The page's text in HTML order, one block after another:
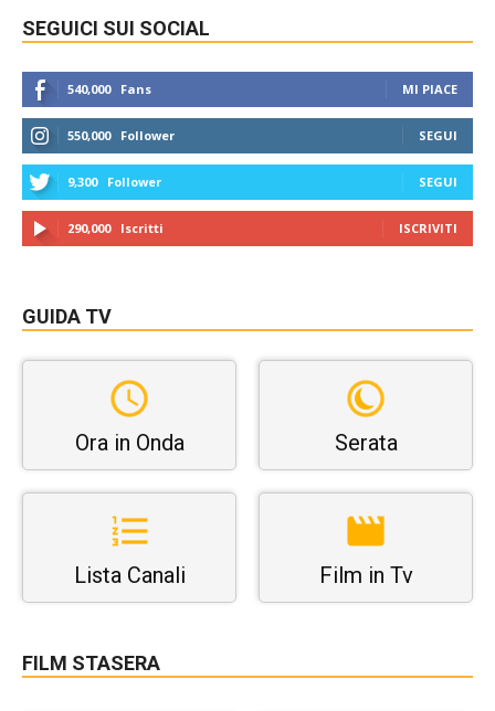
SEGUICI SUI SOCIAL
540,000 Fans MI PIACE
550,000 Follower SEGUI
9,300 Follower SEGUI
290,000 Iscritti ISCRIVITI
GUIDA TV
Ora in Onda Serata
Lista Canali Film in Tv
FILM STASERA